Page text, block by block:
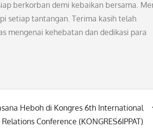
berkorban demi kebaikan bersama.
setiap tantangan. Terima kasih telah
mengenai kehebatan dan dedikasi para
Heboh di Kongres 6th International
Conference (KONGRES6IPPAT)